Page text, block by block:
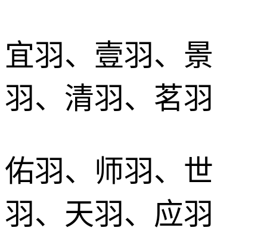
宜羽、壹羽、景
羽、清羽、茗羽
佑羽、师羽、世
羽、天羽、应羽